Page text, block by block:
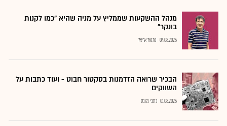
מנהל ההשקעות שממליץ על מניה שהיא "כמו לקנות
בונקר"
04.08.2026 נתנאל אריאל
הבכיר שרואה הזדמנות בסקטור חבוט - ועוד כתבות על
השווקים
01.08.2026 כתבי גלובס